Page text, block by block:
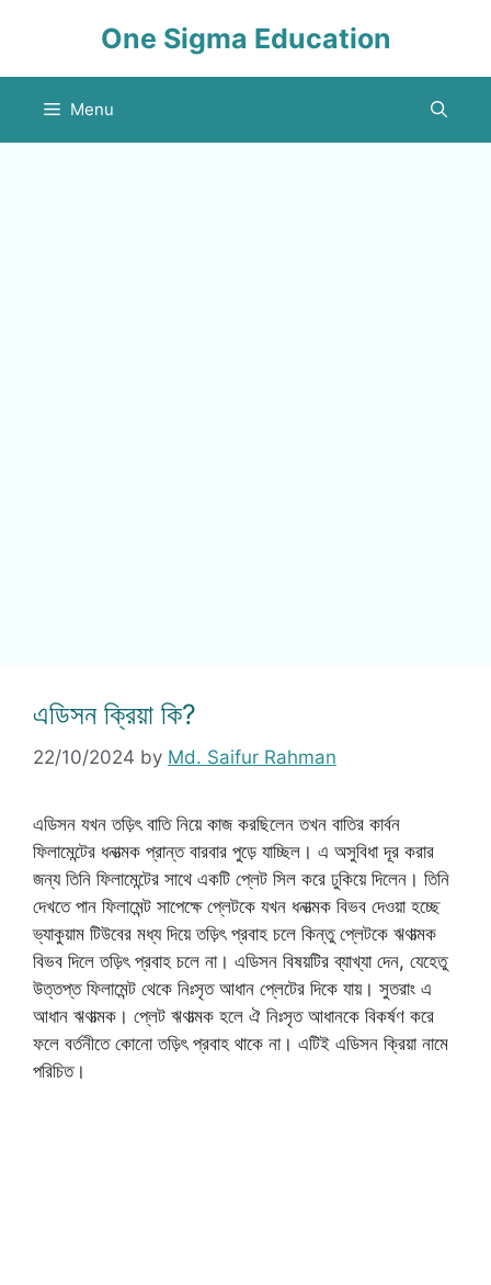
One Sigma Education
Menu
এডিসন ক্রিয়া কি?
22/10/2024 by Md. Saifur Rahman
এডিসন যখন তড়িৎ বাতি নিয়ে কাজ করছিলেন তখন বাতির কার্বন
ফিলামেন্টের ধনাত্মক প্রান্ত বারবার পুড়ে যাচ্ছিল। এ অসুবিধা দূর করার
জন্য তিনি ফিলামেন্টের সাথে একটি প্লেট সিল করে ঢুকিয়ে দিলেন। তিনি
দেখতে পান ফিলামেন্ট সাপেক্ষে প্লেটকে যখন ধনাত্মক বিভব দেওয়া হচ্ছে
ভ্যাকুয়াম টিউবের মধ্য দিয়ে তড়িৎ প্রবাহ চলে কিন্তু প্লেটকে ঋণাত্মক
বিভব দিলে তড়িৎ প্রবাহ চলে না। এডিসন বিষয়টির ব্যাখ্যা দেন, যেহেতু
উত্তপ্ত ফিলামেন্ট থেকে নিঃসৃত আধান প্লেটের দিকে যায়। সুতরাং এ
আধান ঋণাত্মক। প্লেট ঋণাত্মক হলে ঐ নিঃসৃত আধানকে বিকর্ষণ করে
ফলে বর্তনীতে কোনো তড়িৎ প্রবাহ থাকে না। এটিই এডিসন ক্রিয়া নামে
পরিচিত।